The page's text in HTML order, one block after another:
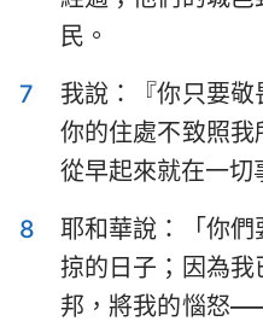
瑪拉基書
民。
7
我說：『你只要敬
你的住處不致照我
從早起來就在一切
8
耶和華說：「你
掠的日子；因為我
邦，將我的惱怒